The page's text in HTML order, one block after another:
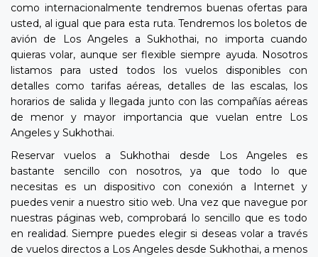
como internacionalmente tendremos buenas ofertas para
usted, al igual que para esta ruta. Tendremos los boletos de
avión de Los Angeles a Sukhothai, no importa cuando
quieras volar, aunque ser flexible siempre ayuda. Nosotros
listamos para usted todos los vuelos disponibles con
detalles como tarifas aéreas, detalles de las escalas, los
horarios de salida y llegada junto con las compañías aéreas
de menor y mayor importancia que vuelan entre Los
Angeles y Sukhothai.
Reservar vuelos a Sukhothai desde Los Angeles es
bastante sencillo con nosotros, ya que todo lo que
necesitas es un dispositivo con conexión a Internet y
puedes venir a nuestro sitio web. Una vez que navegue por
nuestras páginas web, comprobará lo sencillo que es todo
en realidad. Siempre puedes elegir si deseas volar a través
de vuelos directos a Los Angeles desde Sukhothai, a menos